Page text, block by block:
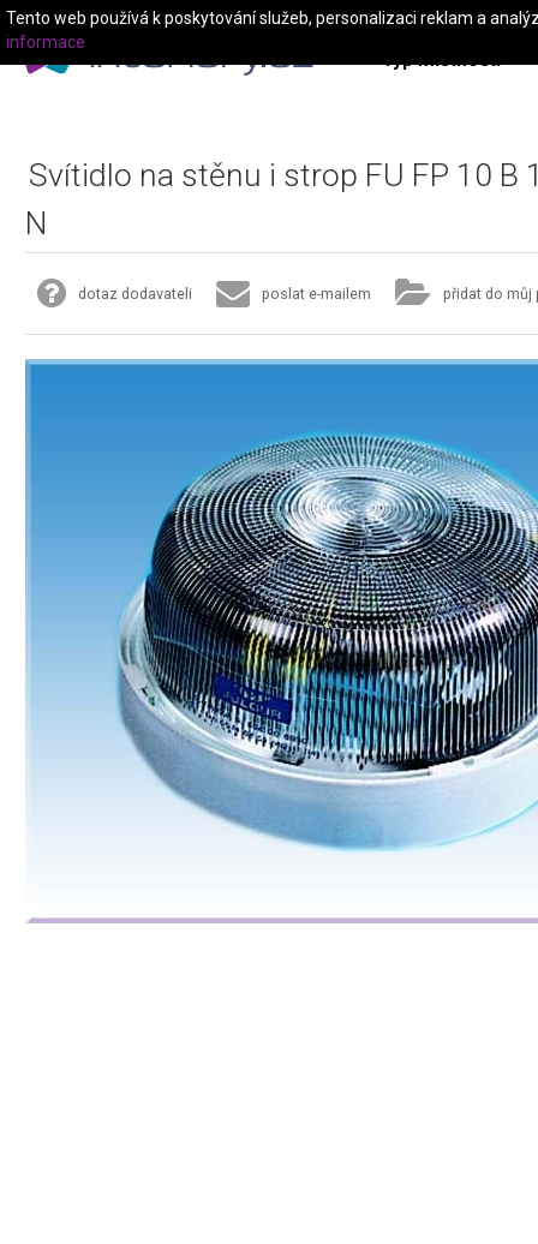
Typ místnosti
Svítidlo na stěnu i strop FU FP 10 B
N
dotaz dodavateli poslat e-mailem přidat do můj
Tento web používá k poskytování služeb, personalizaci reklam a
informace